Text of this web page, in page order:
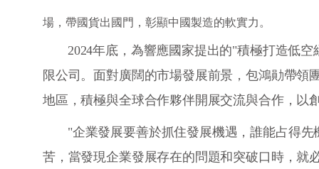
場，帶國貨出國門，彰顯中國製造的軟實力。
2024年底，為響應國家提出的"積極打造低
限公司。面對廣闊的市場發展前景，包鴻勛帶
地區，積極與全球合作夥伴開展交流與合作，以
"企業發展要善於抓住發展機遇，誰能占得
苦，當發現企業發展存在的問題和突破口時，就